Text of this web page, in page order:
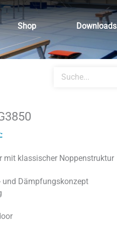
Shop Downloads
search
mit klassischer Noppenstruktur
und Dämpfungskonzept